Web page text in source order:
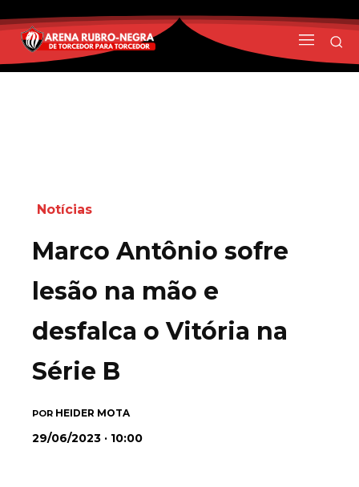
Notícias
Marco Antônio sofre
lesão na mão e
desfalca o Vitória na
Série B
POR HEIDER MOTA
29/06/2023 · 10:00